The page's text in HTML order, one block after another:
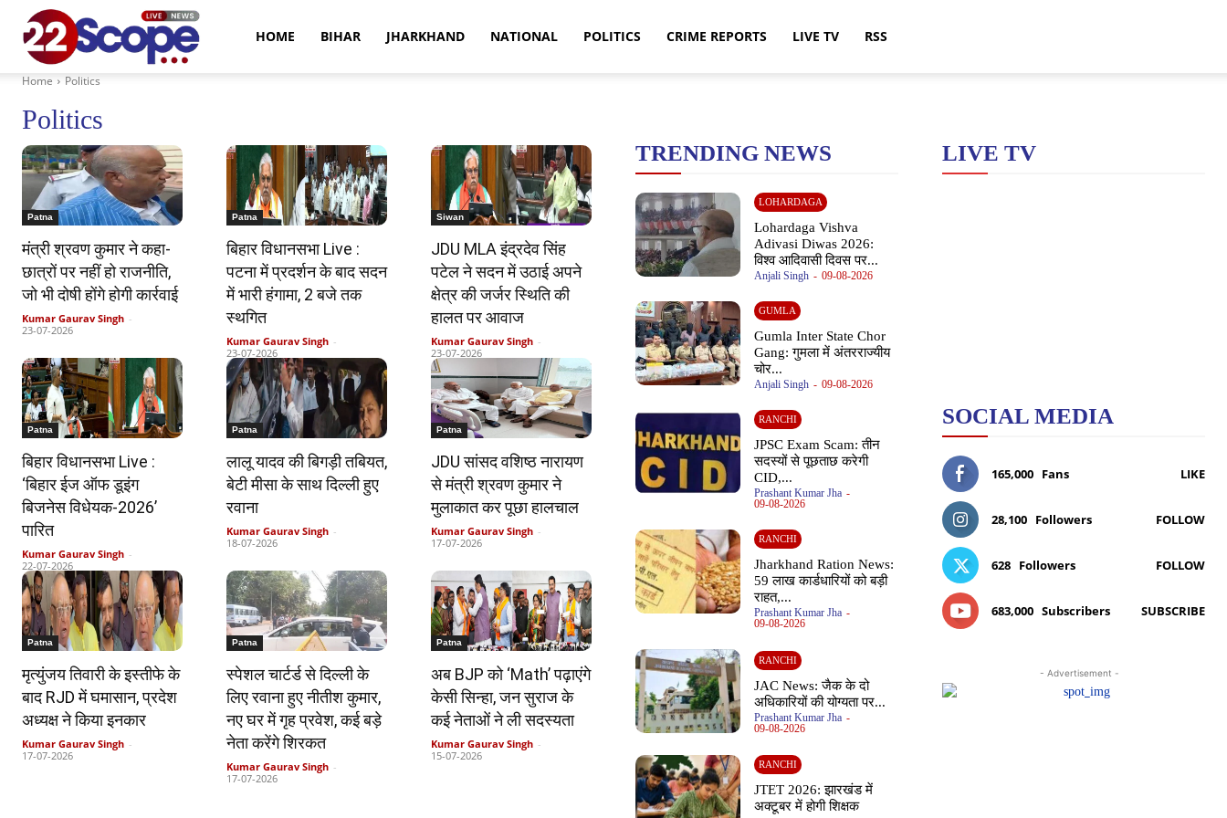
HOME BIHAR JHARKHAND NATIONAL POLITICS CRIME REPORTS LIVE TV RSS
Home Politics
Politics
Patna
मंत्री श्रवण कुमार ने कहा-
छात्रों पर नहीं हो राजनीति,
जो भी दोषी होंगे होगी कार्रवाई
Kumar Gaurav Singh -
23-07-2026
Patna
बिहार विधानसभा Live :
पटना में प्रदर्शन के बाद सदन
में भारी हंगामा, 2 बजे तक
स्थगित
Kumar Gaurav Singh -
23-07-2026
Siwan
JDU MLA इंद्रदेव सिंह
पटेल ने सदन में उठाई अपने
क्षेत्र की जर्जर स्थिति की
हालत पर आवाज
Kumar Gaurav Singh -
23-07-2026
Patna
बिहार विधानसभा Live :
‘बिहार ईज ऑफ डूइंग
बिजनेस विधेयक-2026’
पारित
Kumar Gaurav Singh -
22-07-2026
Patna
लालू यादव की बिगड़ी तबियत,
बेटी मीसा के साथ दिल्ली हुए
रवाना
Kumar Gaurav Singh -
18-07-2026
Patna
JDU सांसद वशिष्ठ नारायण
से मंत्री श्रवण कुमार ने
मुलाकात कर पूछा हालचाल
Kumar Gaurav Singh -
17-07-2026
Patna
मृत्युंजय तिवारी के इस्तीफे के
बाद RJD में घमासान, प्रदेश
अध्यक्ष ने किया इनकार
Kumar Gaurav Singh -
17-07-2026
Patna
स्पेशल चार्टर्ड से दिल्ली के
लिए रवाना हुए नीतीश कुमार,
नए घर में गृह प्रवेश, कई बड़े
नेता करेंगे शिरकत
Kumar Gaurav Singh -
17-07-2026
Patna
अब BJP को ‘Math’ पढ़ाएंगे
केसी सिन्हा, जन सुराज के
कई नेताओं ने ली सदस्यता
Kumar Gaurav Singh -
15-07-2026
TRENDING NEWS
LOHARDAGA
Lohardaga Vishva
Adivasi Diwas 2026:
विश्व आदिवासी दिवस पर...
Anjali Singh - 09-08-2026
GUMLA
Gumla Inter State Chor
Gang: गुमला में अंतरराज्यीय
चोर...
Anjali Singh - 09-08-2026
RANCHI
JPSC Exam Scam: तीन
सदस्यों से पूछताछ करेगी
CID,...
Prashant Kumar Jha -
09-08-2026
RANCHI
Jharkhand Ration News:
59 लाख कार्डधारियों को बड़ी
राहत,...
Prashant Kumar Jha -
09-08-2026
RANCHI
JAC News: जैक के दो
अधिकारियों की योग्यता पर...
Prashant Kumar Jha -
09-08-2026
RANCHI
JTET 2026: झारखंड में
अक्टूबर में होगी शिक्षक
LIVE TV
SOCIAL MEDIA
165,000 Fans LIKE
28,100 Followers FOLLOW
628 Followers FOLLOW
683,000 Subscribers SUBSCRIBE
- Advertisement -